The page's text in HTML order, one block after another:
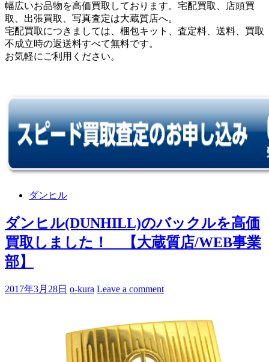
幅広いお品物を高価買取しております。宅配買取、店頭買
取、出張買取、写真査定は大蔵質店へ。
宅配買取につきましては、梱包キット、査定料、送料、買取
不成立時の返送料すべて無料です。
お気軽にご利用ください。
ダンヒル
ダンヒル(DUNHILL)のバックルを高価
買取しました！ 【大蔵質店/WEB事業
部】
2017年3月28日 o-kura Leave a comment